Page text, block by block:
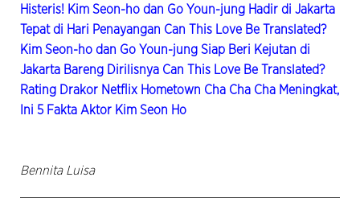
Histeris! Kim Seon-ho dan Go Youn-jung Hadir di Jakarta
Tepat di Hari Penayangan Can This Love Be Translated?
Kim Seon-ho dan Go Youn-jung Siap Beri Kejutan di
Jakarta Bareng Dirilisnya Can This Love Be Translated?
Rating Drakor Netflix Hometown Cha Cha Cha Meningkat,
Ini 5 Fakta Aktor Kim Seon Ho
Bennita Luisa